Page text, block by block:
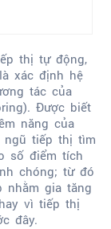
thị tự động,
xác định hệ
tác của
Được biết
năng của
ngũ tiếp thị tìm
số điểm tích
chóng; từ đó
nhằm gia tăng
vì tiếp thị
đây.